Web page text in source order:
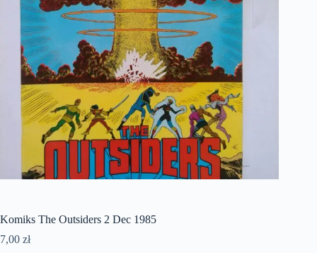
Komiks The Outsiders 2 Dec 1985
7,00 zł